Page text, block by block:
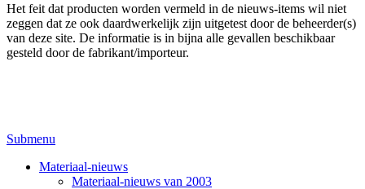
Het feit dat producten worden vermeld in de nieuws-items wil niet
zeggen dat ze ook daardwerkelijk zijn uitgetest door de beheerder(s)
van deze site. De informatie is in bijna alle gevallen beschikbaar
gesteld door de fabrikant/importeur.
Submenu
Materiaal-nieuws
Materiaal-nieuws van 2003